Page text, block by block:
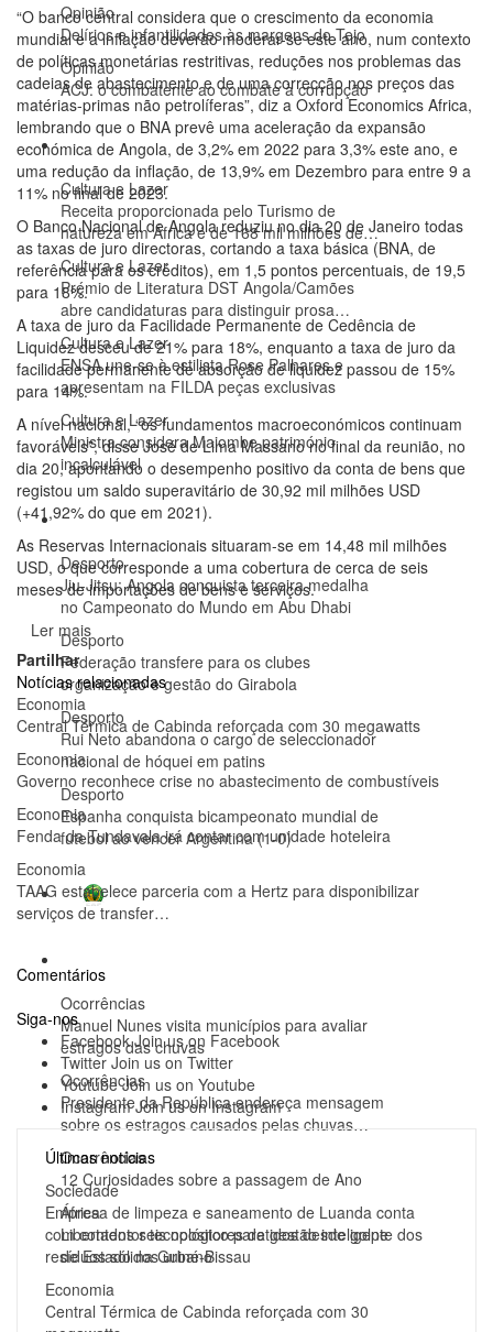
Opinião
Delírios e infantilidades às margens do Tejo
Opinião
ACJ: o combatente ao combate à corrupção
Cultura e Lazer
Cultura e Lazer
Receita proporcionada pelo Turismo de
natureza em África é de 168 mil milhões de…
Cultura e Lazer
Prémio de Literatura DST Angola/Camões
abre candidaturas para distinguir prosa…
Cultura e Lazer
ENSA une-se à estilista Rose Palhares e
apresentam na FILDA peças exclusivas
Cultura e Lazer
Ministra considera Maiombe património
incalculável
Desporto
Desporto
Jiu-Jitsu: Angola conquista terceira medalha
no Campeonato do Mundo em Abu Dhabi
Desporto
Federação transfere para os clubes
organização e gestão do Girabola
Desporto
Rui Neto abandona o cargo de seleccionador
nacional de hóquei em patins
Desporto
Espanha conquista bicampeonato mundial de
futebol ao vencer Argentina (1-0)
CAN 2023
Ocorrências
Manuel Nunes visita municípios para avaliar
estragos das chuvas
Ocorrências
Presidente da República endereça mensagem
sobre os estragos causados pelas chuvas…
Ocorrências
12 Curiosidades sobre a passagem de Ano
África
Libertados seis opositores detidos desde golpe
de Estado na Guiné-Bissau
“O banco central considera que o crescimento da economia
mundial e a inflação deverão moderar-se este ano, num contexto
de políticas monetárias restritivas, reduções nos problemas das
cadeias de abastecimento e de uma correcção nos preços das
matérias-primas não petrolíferas”, diz a Oxford Economics Africa,
lembrando que o BNA prevê uma aceleração da expansão
económica de Angola, de 3,2% em 2022 para 3,3% este ano, e
uma redução da inflação, de 13,9% em Dezembro para entre 9 a
11% no final de 2023.
O Banco Nacional de Angola reduziu no dia 20 de Janeiro todas
as taxas de juro directoras, cortando a taxa básica (BNA, de
referência para os créditos), em 1,5 pontos percentuais, de 19,5
para 18%.
A taxa de juro da Facilidade Permanente de Cedência de
Liquidez desceu de 21% para 18%, enquanto a taxa de juro da
facilidade permanente de absorção de liquidez passou de 15%
para 14%.
A nível nacional, “os fundamentos macroeconómicos continuam
favoráveis”, disse José de Lima Massano no final da reunião, no
dia 20, apontando o desempenho positivo da conta de bens que
registou um saldo superavitário de 30,92 mil milhões USD
(+41,92% do que em 2021).
As Reservas Internacionais situaram-se em 14,48 mil milhões
USD, o que corresponde a uma cobertura de cerca de seis
meses de importações de bens e serviços.
Ler mais
Partilhar
Notícias relacionadas
Economia
Central Térmica de Cabinda reforçada com 30 megawatts
Economia
Governo reconhece crise no abastecimento de combustíveis
Economia
Fenda da Tundavala irá contar com unidade hoteleira
Economia
TAAG estabelece parceria com a Hertz para disponibilizar
serviços de transfer…
Comentários
Siga-nos
Facebook Join us on Facebook
Twitter Join us on Twitter
Youtube Join us on Youtube
Instagram Join us on Instagram
Últimas notícias
Sociedade
Empresa de limpeza e saneamento de Luanda conta
com contentor tecnológico para gestão inteligente dos
resíduos sólidos urbano
Economia
Central Térmica de Cabinda reforçada com 30